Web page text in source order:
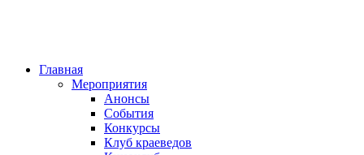
Главная
Мероприятия
Анонсы
События
Конкурсы
Клуб краеведов